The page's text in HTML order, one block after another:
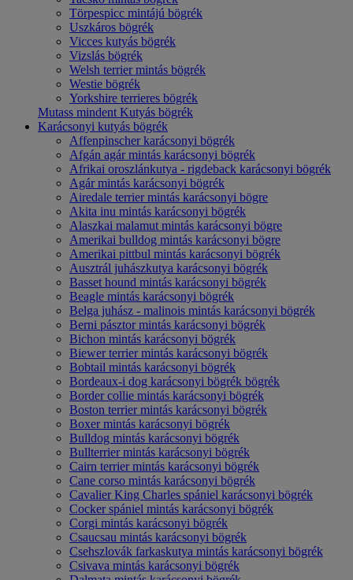
Törpespicc mintájú bögrék
Uszkáros bögrék
Vicces kutyás bögrék
Vizslás bögrék
Welsh terrier mintás bögrék
Westie bögrék
Yorkshire terrieres bögrék
Mutass mindent Kutyás bögrék
Karácsonyi kutyás bögrék
Affenpinscher karácsonyi bögrék
Afgán agár mintás karácsonyi bögrék
Afrikai oroszlánkutya - rigdeback karácsonyi bögrék
Agár mintás karácsonyi bögrék
Airedale terrier mintás karácsonyi bögre
Akita inu mintás karácsonyi bögrék
Alaszkai malamut mintás karácsonyi bögre
Amerikai bulldog mintás karácsonyi bögre
Amerikai pittbul mintás karácsonyi bögrék
Ausztrál juhászkutya karácsonyi bögrék
Basset hound mintás karácsonyi bögrék
Beagle mintás karácsonyi bögrék
Belga juhász - malinois mintás karácsonyi bögrék
Berni pásztor mintás karácsonyi bögrék
Bichon mintás karácsonyi bögrék
Biewer terrier mintás karácsonyi bögrék
Bobtail mintás karácsonyi bögrék
Bordeaux-i dog karácsonyi bögrék bögrék
Border collie mintás karácsonyi bögrék
Boston terrier mintás karácsonyi bögrék
Boxer mintás karácsonyi bögrék
Bulldog mintás karácsonyi bögrék
Bullterrier mintás karácsonyi bögrék
Cairn terrier mintás karácsonyi bögrék
Cane corso mintás karácsonyi bögrék
Cavalier King Charles spániel karácsonyi bögrék
Cocker spániel mintás karácsonyi bögrék
Corgi mintás karácsonyi bögrék
Csaucsau mintás karácsonyi bögrék
Csehszlovák farkaskutya mintás karácsonyi bögrék
Csivava mintás karácsonyi bögrék